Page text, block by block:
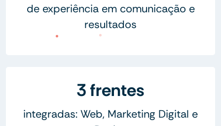
de experiência em comunicação e
resultados
3 frentes
integradas: Web, Marketing Digital e